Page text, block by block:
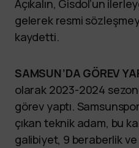
Açıkalın, Gisdol’un
gelerek resmi
kaydetti.
SAMSUN’DA GÖREV
olarak 2023-2024
görev yaptı.
çıkan teknik adam, bu
galibiyet, 9 beraberlik ve